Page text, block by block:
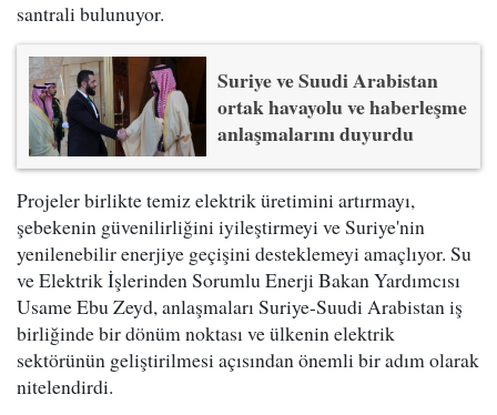
santrali bulunuyor.
Suriye ve Suudi Arabistan
ortak havayolu ve haberleşme
anlaşmalarını duyurdu
Projeler birlikte temiz elektrik üretimini artırmayı,
şebekenin güvenilirliğini iyileştirmeyi ve Suriye'nin
yenilenebilir enerjiye geçişini desteklemeyi amaçlıyor. Su
ve Elektrik İşlerinden Sorumlu Enerji Bakan Yardımcısı
Usame Ebu Zeyd, anlaşmaları Suriye-Suudi Arabistan iş
birliğinde bir dönüm noktası ve ülkenin elektrik
sektörünün geliştirilmesi açısından önemli bir adım olarak
nitelendirdi.